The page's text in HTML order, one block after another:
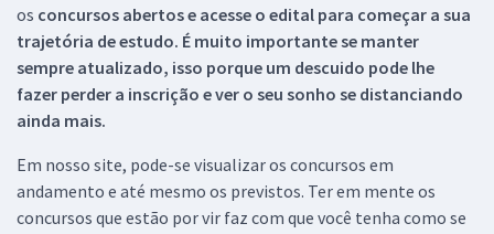
os concursos abertos e acesse o edital para começar a sua
trajetória de estudo. É muito importante se manter
sempre atualizado, isso porque um descuido pode lhe
fazer perder a inscrição e ver o seu sonho se distanciando
ainda mais.
Em nosso site, pode-se visualizar os concursos em
andamento e até mesmo os previstos. Ter em mente os
concursos que estão por vir faz com que você tenha como se